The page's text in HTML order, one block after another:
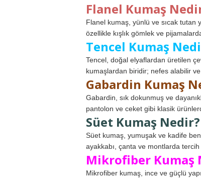
Flanel Kumaş
Flanel kumaş, yünlü ve sıcak tutan
özellikle kışlık gömlek ve
Tencel Kumaş
Tencel, doğal elyaflardan üretilen
kumaşlardan biridir; nefes alabilir ve
Gabardin Kumaş
Gabardin, sık dokunmuş ve
pantolon ve ceket gibi klasik
Süet Kumaş Nedir?
Süet kumaş, yumuşak ve kadife
ayakkabı, çanta ve montlarda tercih
Mikrofiber Kumaş
Mikrofiber kumaş, ince ve güçlü